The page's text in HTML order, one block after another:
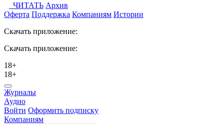
ЧИТАТЬ Архив
Оферта Поддержка Компаниям Истории
Скачать приложение:
Скачать приложение:
18+
18+
Журналы
Аудио
Войти Оформить подписку
Компаниям